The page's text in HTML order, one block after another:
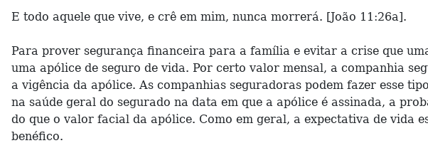
E todo aquele que vive, e crê em mim, nunca morrerá. [João 11:26a].
Para prover segurança financeira para a família e evitar a crise que
uma apólice de seguro de vida. Por certo valor mensal, a companhia
a vigência da apólice. As companhias seguradoras podem fazer esse
na saúde geral do segurado na data em que a apólice é assinada, a
do que o valor facial da apólice. Como em geral, a expectativa de vida
benéfico.